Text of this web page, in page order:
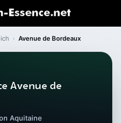
› Avenue de Bordeaux
Avenue de
Aquitaine